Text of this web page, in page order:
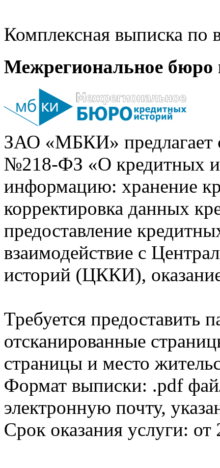
Комплексная выписка
Межрегиональное бюро
ЗАО «МБКИ» предлагает
№218-ФЗ «О кредитных
информацию: хранение
корректировка данных
предоставление
взаимодействие с
историй (ЦККИ),
Требуется предоставить
отсканированные
страницы и место
Формат выписки: .pdf
электронную почту,
Срок оказания услуги: от